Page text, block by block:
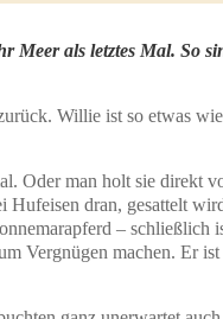
Meer als letztes Mal. So
Willie ist so etwas
Oder man holt sie direkt
Hufeisen dran, gesattelt
– schließlich
Vergnügen machen. Er